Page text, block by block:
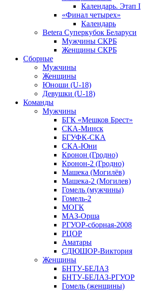
Календарь. Этап I
«Финал четырех»
Календарь
Betera Суперкубок Беларуси
Мужчины СКРБ
Женщины СКРБ
Сборные
Мужчины
Женщины
Юноши (U-18)
Девушки (U-18)
Команды
Мужчины
БГК «Мешков Брест»
СКА-Минск
БГУФК-СКА
СКА-Юни
Кронон (Гродно)
Кронон-2 (Гродно)
Машека (Могилёв)
Машека-2 (Могилев)
Гомель (мужчины)
Гомель-2
МОГК
МАЗ-Орша
РГУОР-сборная-2008
РЦОР
Аматары
СДЮШОР-Виктория
Женщины
БНТУ-БЕЛАЗ
БНТУ-БЕЛАЗ-РГУОР
Гомель (женщины)